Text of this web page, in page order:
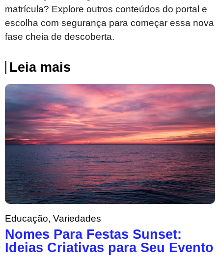
matrícula? Explore outros conteúdos do portal e
escolha com segurança para começar essa nova
fase cheia de descoberta.
Leia mais
Educação, Variedades
Nomes Para Festas Sunset:
Ideias Criativas para Seu Evento